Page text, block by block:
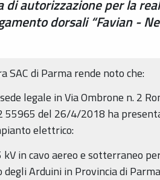
autorizzazione per la
dorsali “Favian -
SAC di Parma rende noto che:
legale in Via Ombrone n. 2
55965 del 26/4/2018 ha
elettrico:
in cavo aereo e sotterraneo
Arduini in Provincia di